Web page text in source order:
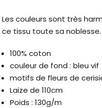
Les couleurs sont très
ce tissu toute sa noblesse.
100% coton
couleur de fond : bleu vif
motifs de fleurs de
Laize de 110cm
Poids : 130g/m